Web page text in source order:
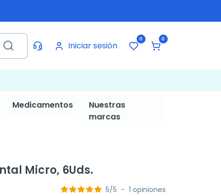
Iniciar sesión
0 0
Medicamentos
Nuestras
marcas
Micro, 6Uds.
5/5 - 1 opiniones